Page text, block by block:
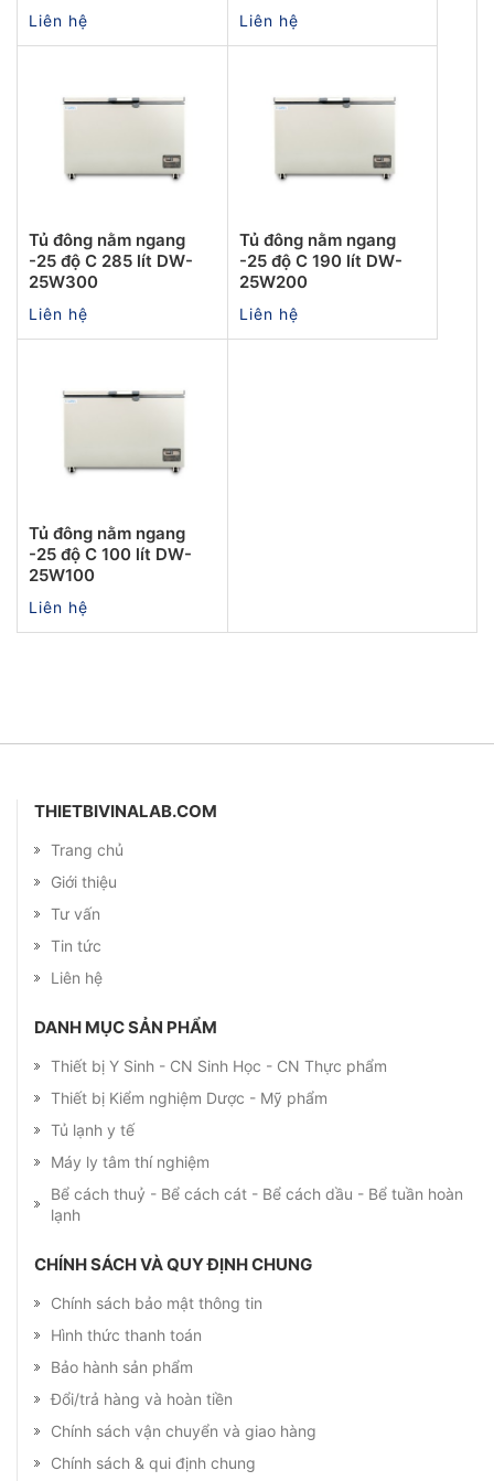
Liên hệ Liên hệ
Tủ đông nằm ngang
-25 độ C 285 lít DW-
25W300
Liên hệ
Tủ đông nằm ngang
-25 độ C 190 lít DW-
25W200
Liên hệ
Tủ đông nằm ngang
-25 độ C 100 lít DW-
25W100
Liên hệ
THIETBIVINALAB.COM
Trang chủ
Giới thiệu
Tư vấn
Tin tức
Liên hệ
DANH MỤC SẢN PHẨM
Thiết bị Y Sinh - CN Sinh Học - CN Thực phẩm
Thiết bị Kiểm nghiệm Dược - Mỹ phẩm
Tủ lạnh y tế
Máy ly tâm thí nghiệm
Bể cách thuỷ - Bể cách cát - Bể cách dầu - Bể tuần hoàn
lạnh
CHÍNH SÁCH VÀ QUY ĐỊNH CHUNG
Chính sách bảo mật thông tin
Hình thức thanh toán
Bảo hành sản phẩm
Đổi/trả hàng và hoàn tiền
Chính sách vận chuyển và giao hàng
Chính sách & qui định chung